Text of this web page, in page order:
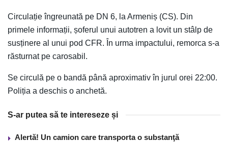
Circulație îngreunată pe DN 6, la Armeniș (CS). Din
primele informații, șoferul unui autotren a lovit un stâlp de
susținere al unui pod CFR. În urma impactului, remorca s-a
răsturnat pe carosabil.
Se circulă pe o bandă până aproximativ în jurul orei 22:00.
Poliția a deschis o anchetă.
S-ar putea să te intereseze și
Alertă! Un camion care transporta o substanţă